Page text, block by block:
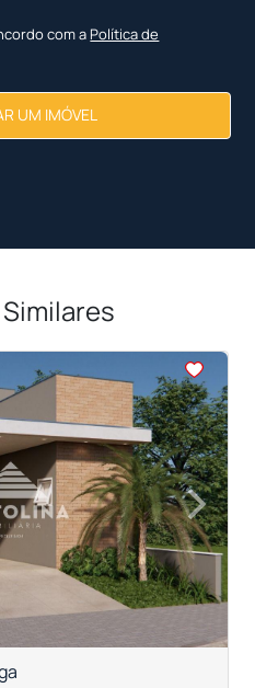
com a Política de
UM IMÓVEL
›
Next